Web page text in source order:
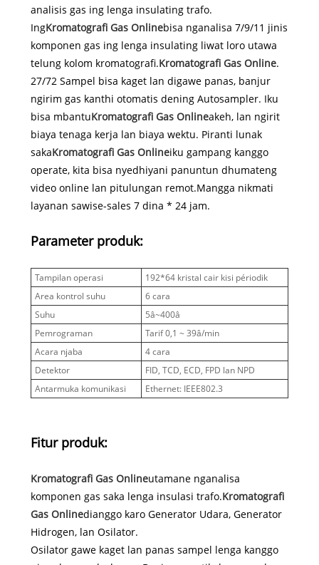
analisis gas ing lenga insulating trafo.
IngKromatografi Gas Onlinebisa nganalisa 7/9/11 jinis
komponen gas ing lenga insulating liwat loro utawa
telung kolom kromatografi.Kromatografi Gas Online.
27/72 Sampel bisa kaget lan digawe panas, banjur
ngirim gas kanthi otomatis dening Autosampler. Iku
bisa mbantuKromatografi Gas Onlineakeh, lan ngirit
biaya tenaga kerja lan biaya wektu. Piranti lunak
sakaKromatografi Gas Onlineiku gampang kanggo
operate, kita bisa nyedhiyani panuntun dhumateng
video online lan pitulungan remot.Mangga nikmati
layanan sawise-sales 7 dina * 24 jam.
Parameter produk:
Tampilan operasi
192*64 kristal cair kisi périodik
Area kontrol suhu
6 cara
Suhu
5â~400â
Pemrograman
Tarif 0,1 ~ 39â/min
Acara njaba
4 cara
Detektor
FID, TCD, ECD, FPD lan NPD
Antarmuka komunikasi
Ethernet: IEEE802.3
Fitur produk:
Kromatografi Gas Onlineutamane nganalisa
komponen gas saka lenga insulasi trafo.Kromatografi
Gas Onlinedianggo karo Generator Udara, Generator
Hidrogen, lan Osilator.
Osilator gawe kaget lan panas sampel lenga kanggo